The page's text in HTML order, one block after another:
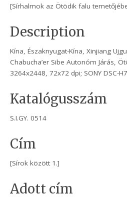
[Sírhalmok az Ötödik falu
Description
Kína, Északnyugat-Kína, Xinjiang
Chabucha’er Sibe Autonóm Járás,
3264x2448, 72x72 dpi; SONY DSC-
Katalógusszám
S.I.GY. 0514
Cím
[Sírok között 1.]
Adott cím